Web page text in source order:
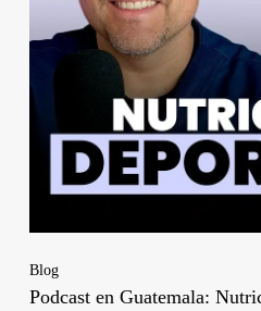
Blog
Podcast en Guatemala: